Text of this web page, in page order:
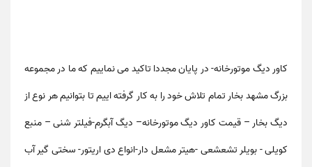
کاور دیگ موتورخانه- در پایان مجددا تاکید می نماییم که ما در مجموعه
بزرگ مشهد بخار تمام تلاش خود را به کار گرفته اییم تا بتوانیم هر نوع از
دیگ بخار – قیمت کاور دیگ موتورخانه– دیگ آبگرم-فیلتر شنی – منبع
کویلی - بویلر تشعشعی -هیتر مشعل دار-انواع دی اریتور- سختی گیر آب